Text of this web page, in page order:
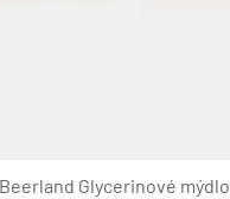
Glycerinové mýdlo